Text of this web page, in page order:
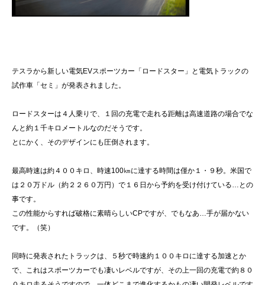
テスラから新しい電気EVスポーツカー「ロードスター」と電気トラックの
試作車「セミ」が発表されました。
ロードスターは４人乗りで、１回の充電で走れる距離は高速道路の場合でな
んと約１千キロメートルなのだそうです。
とにかく、そのデザインにも圧倒されます。
最高時速は約４００キロ、時速100㎞に達する時間は僅か１・９秒。米国で
は２０万ドル（約２２６０万円）で１６日から予約を受け付けている…との
事です。
この性能からすれば破格に素晴らしいCPですが、でもなあ…手が届かない
です。（笑）
同時に発表されたトラックは、５秒で時速約１００キロに達する加速とか
で、これはスポーツカーでも凄いレベルですが、その上一回の充電で約８０